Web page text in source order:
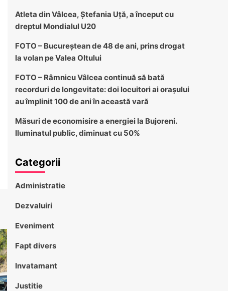
Atleta din Vâlcea, Ștefania Uță, a început cu
dreptul Mondialul U20
FOTO – Bucureștean de 48 de ani, prins drogat
la volan pe Valea Oltului
FOTO – Râmnicu Vâlcea continuă să bată
recorduri de longevitate: doi locuitori ai orașului
au împlinit 100 de ani în această vară
Măsuri de economisire a energiei la Bujoreni.
Iluminatul public, diminuat cu 50%
Categorii
Administratie
Dezvaluiri
Eveniment
Fapt divers
Invatamant
Justitie